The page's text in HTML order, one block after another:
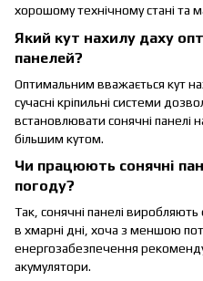
хорошому технічному стані та
Який кут нахилу даху
панелей?
Оптимальним вважається кут
сучасні кріпильні системи
встановлювати сонячні панелі
більшим кутом.
Чи працюють сонячні
погоду?
Так, сонячні панелі
в хмарні дні, хоча з меншою
енергозабезпечення
акумулятори.